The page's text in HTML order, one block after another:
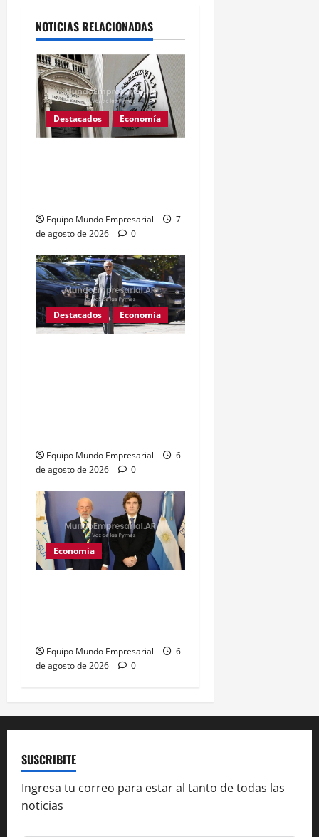
NOTICIAS RELACIONADAS
Destacados Economía
Equipo Mundo Empresarial
7
de agosto de 2026
0
Destacados Economía
Equipo Mundo Empresarial
6
de agosto de 2026
0
Economía
Equipo Mundo Empresarial
6
de agosto de 2026
0
SUSCRIBITE
Ingresa tu correo para estar al tanto de todas las
noticias